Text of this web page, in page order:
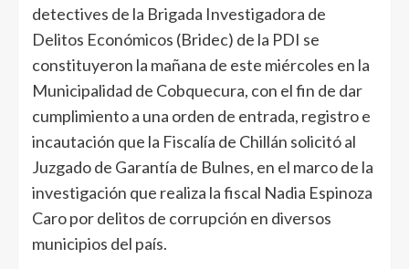
detectives de la Brigada Investigadora de
Delitos Económicos (Bridec) de la PDI se
constituyeron la mañana de este miércoles en la
Municipalidad de Cobquecura, con el fin de dar
cumplimiento a una orden de entrada, registro e
incautación que la Fiscalía de Chillán solicitó al
Juzgado de Garantía de Bulnes, en el marco de la
investigación que realiza la fiscal Nadia Espinoza
Caro por delitos de corrupción en diversos
municipios del país.